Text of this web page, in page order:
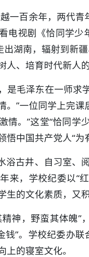
一百余年，两代
电视剧《恰同学
出湖南，辐射到新
、培育时代新人
是毛泽东在一师求
。”一位同学上完
情。”这堂“恰同
中国共产党人“为
浴古井、自习室
来，学校纪委以“
生的文化素质，又
神，野蛮其体魄”
钱”。学校纪委办
的寝室文化。